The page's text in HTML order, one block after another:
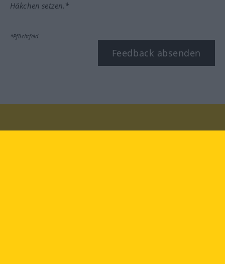
Häkchen setzen.*
*Pflichtfeld
Feedback absenden
Besuchen Sie uns auf: